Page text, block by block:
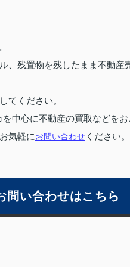
、残置物を残したまま不動産
てください。
中心に不動産の買取などをお
気軽にお問い合わせ ください。
問い合わせはこちら